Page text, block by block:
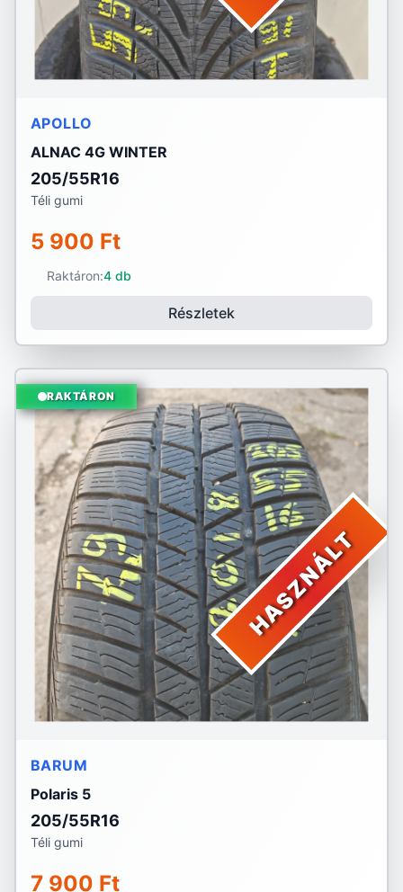
APOLLO
ALNAC 4G WINTER
205/55R16
Téli gumi
5 900 Ft
Raktáron:4 db
Részletek
HASZNÁLT
RAKTÁRON
BARUM
Polaris 5
205/55R16
Téli gumi
7 900 Ft